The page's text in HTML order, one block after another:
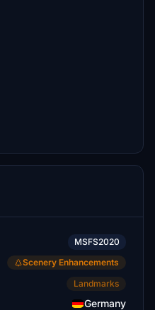
MSFS2020
Scenery Enhancements
Landmarks
Germany